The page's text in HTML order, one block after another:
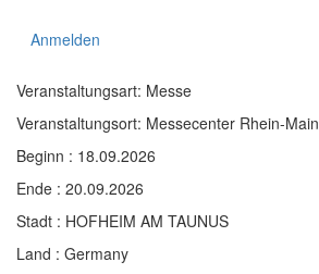
Anmelden
Veranstaltungsart: Messe
Veranstaltungsort: Messecenter Rhein-Main
Beginn : 18.09.2026
Ende : 20.09.2026
Stadt : HOFHEIM AM TAUNUS
Land : Germany